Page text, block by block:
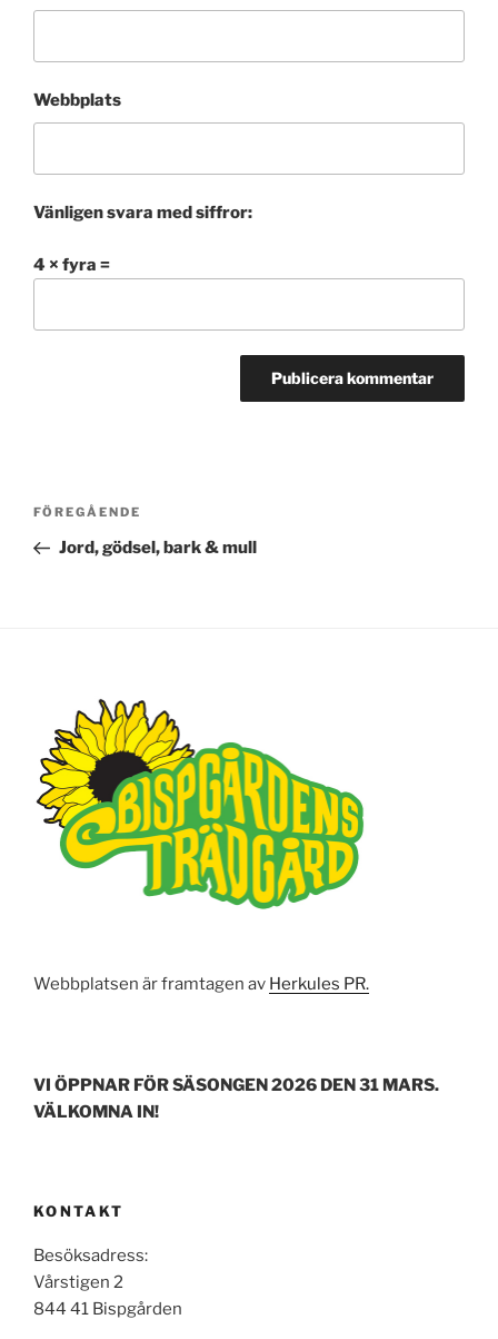
Webbplats
Vänligen svara med siffror:
4 × fyra =
Inläggsnavigering
Föregående
inlägg
FÖREGÅENDE
Jord, gödsel, bark & mull
Webbplatsen är framtagen av Herkules PR.
VI ÖPPNAR FÖR SÄSONGEN 2026 DEN 31 MARS.
VÄLKOMNA IN!
KONTAKT
Besöksadress:
Vårstigen 2
844 41 Bispgården